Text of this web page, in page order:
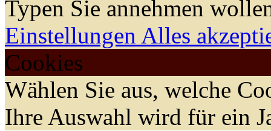
Typen Sie annehmen
Einstellungen Alles
Cookies
Wählen Sie aus, welche
Ihre Auswahl wird für ein